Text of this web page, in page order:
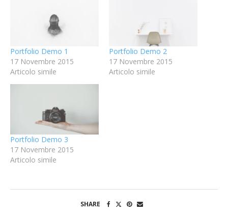
Portfolio Demo 1
17 Novembre 2015
Articolo simile
Portfolio Demo 2
17 Novembre 2015
Articolo simile
Portfolio Demo 3
17 Novembre 2015
Articolo simile
SHARE